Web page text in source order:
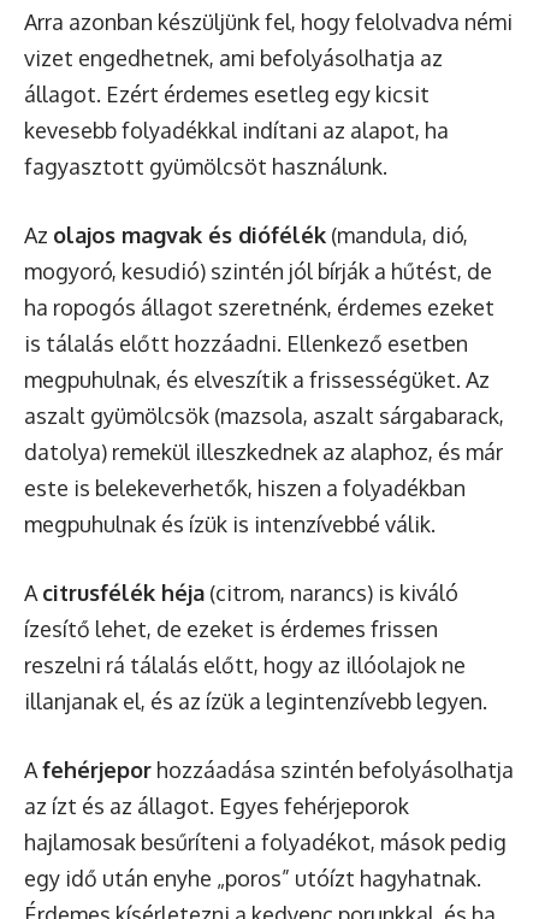
Arra azonban készüljünk fel, hogy felolvadva némi
vizet engedhetnek, ami befolyásolhatja az
állagot. Ezért érdemes esetleg egy kicsit
kevesebb folyadékkal indítani az alapot, ha
fagyasztott gyümölcsöt használunk.
Az olajos magvak és diófélék (mandula, dió,
mogyoró, kesudió) szintén jól bírják a hűtést, de
ha ropogós állagot szeretnénk, érdemes ezeket
is tálalás előtt hozzáadni. Ellenkező esetben
megpuhulnak, és elveszítik a frissességüket. Az
aszalt gyümölcsök (mazsola, aszalt sárgabarack,
datolya) remekül illeszkednek az alaphoz, és már
este is belekeverhetők, hiszen a folyadékban
megpuhulnak és ízük is intenzívebbé válik.
A citrusfélék héja (citrom, narancs) is kiváló
ízesítő lehet, de ezeket is érdemes frissen
reszelni rá tálalás előtt, hogy az illóolajok ne
illanjanak el, és az ízük a legintenzívebb legyen.
Afehérjepor hozzáadása szintén befolyásolhatja
az ízt és az állagot. Egyes fehérjeporok
hajlamosak besűríteni a folyadékot, mások pedig
egy idő után enyhe „poros” utóízt hagyhatnak.